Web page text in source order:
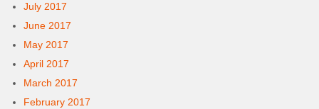
July 2017
June 2017
May 2017
April 2017
March 2017
February 2017